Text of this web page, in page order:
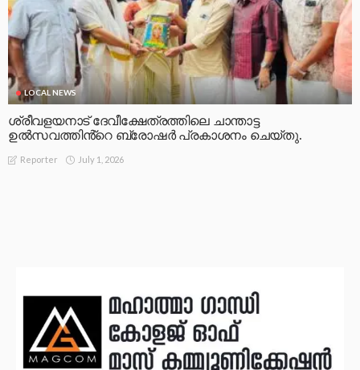
LOCAL NEWS
ശ്രീവളയനാട് ദേവീക്ഷേത്രത്തിലെ ചാന്താട്ട
ഉൽസവത്തിൻ്റെ ബ്രോഷർ പ്രകാശനം ചെയ്തു.
Reporter July 1, 2026